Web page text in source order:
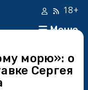
Меню
18+
морю»: о
Сергея